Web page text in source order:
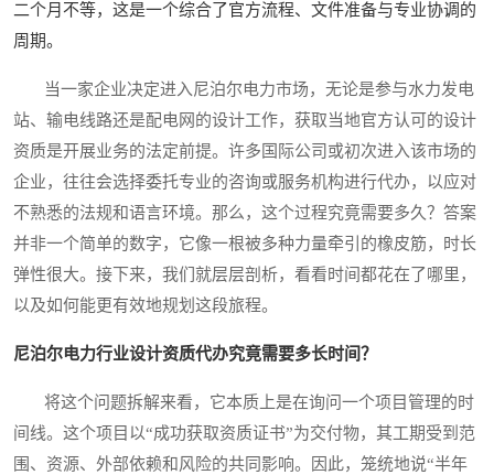
二个月不等，这是一个综合了官方流程、文件准备与专业协调的
周期。
当一家企业决定进入尼泊尔电力市场，无论是参与水力发电
站、输电线路还是配电网的设计工作，获取当地官方认可的设计
资质是开展业务的法定前提。许多国际公司或初次进入该市场的
企业，往往会选择委托专业的咨询或服务机构进行代办，以应对
不熟悉的法规和语言环境。那么，这个过程究竟需要多久？答案
并非一个简单的数字，它像一根被多种力量牵引的橡皮筋，时长
弹性很大。接下来，我们就层层剖析，看看时间都花在了哪里，
以及如何能更有效地规划这段旅程。
尼泊尔电力行业设计资质代办究竟需要多长时间？
将这个问题拆解来看，它本质上是在询问一个项目管理的时
间线。这个项目以“成功获取资质证书”为交付物，其工期受到范
围、资源、外部依赖和风险的共同影响。因此，笼统地说“半年